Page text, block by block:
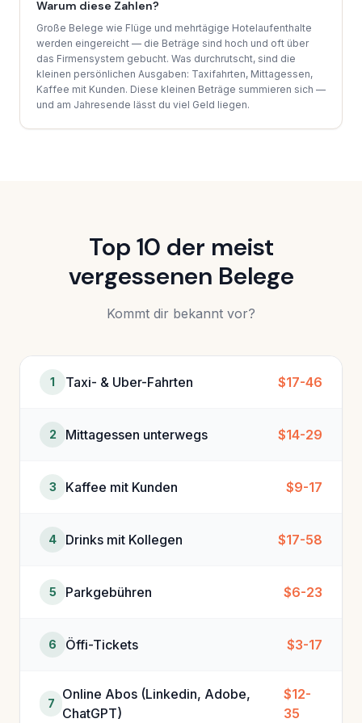
Warum diese Zahlen?
Große Belege wie Flüge und mehrtägige Hotelaufenthalte
werden eingereicht — die Beträge sind hoch und oft über
das Firmensystem gebucht. Was durchrutscht, sind die
kleinen persönlichen Ausgaben: Taxifahrten, Mittagessen,
Kaffee mit Kunden. Diese kleinen Beträge summieren sich —
und am Jahresende lässt du viel Geld liegen.
Top 10 der meist
vergessenen Belege
Kommt dir bekannt vor?
1 Taxi- & Uber-Fahrten $17-46
2 Mittagessen unterwegs $14-29
3 Kaffee mit Kunden $9-17
4 Drinks mit Kollegen $17-58
5 Parkgebühren $6-23
6 Öffi-Tickets $3-17
7
Online Abos (Linkedin, Adobe,
ChatGPT)
$12-
35